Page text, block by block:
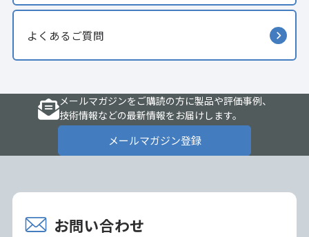
よくあるご質問
メールマガジンをご購読の方に製品や評価事例、
技術情報などの最新情報をお届けします。
メールマガジン登録
お問い合わせ